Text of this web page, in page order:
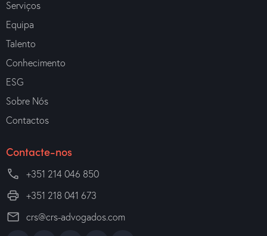
Serviços
Equipa
Talento
Conhecimento
ESG
Sobre Nós
Contactos
Contacte-nos
+351 214 046 850
+351 218 041 673
crs@crs-advogados.com